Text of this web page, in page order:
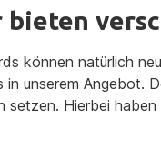
können natürlich
unserem
setzen. Hierbei